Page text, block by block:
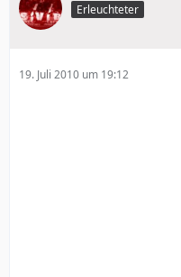
Erleuchteter
19. Juli 2010 um 19:12